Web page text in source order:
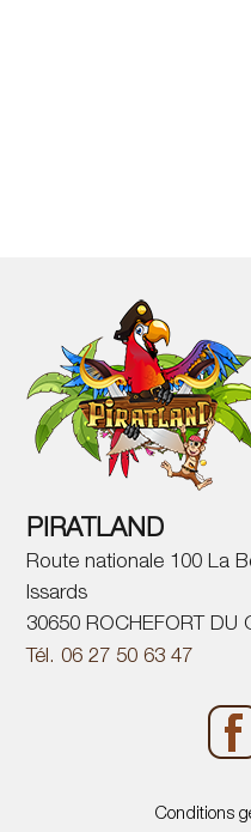
PIRATLAND
Route nationale 100 La
Issards
30650 ROCHEFORT DU
Tél. 06 27 50 63 47
Conditions